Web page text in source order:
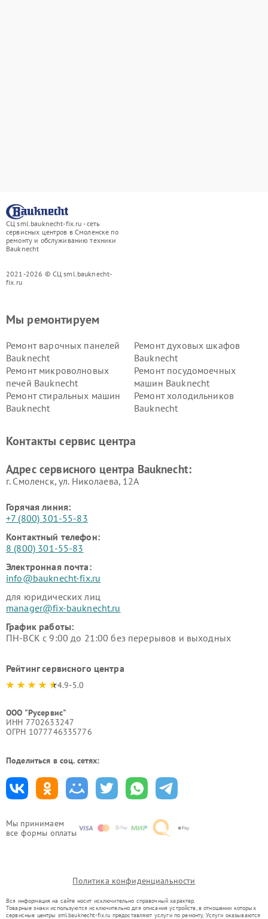
СЦ sml.bauknecht-fix.ru - сеть
сервисных центров в Смоленске по
ремонту и обслуживанию техники
Bauknecht
2021-2026 © СЦ sml.bauknecht-
fix.ru
Мы принимаем
все формы оплаты
Мы ремонтируем
Ремонт варочных панелей
Bauknecht
Ремонт духовых шкафов
Bauknecht
Ремонт микроволновых
печей Bauknecht
Ремонт посудомоечных
машин Bauknecht
Ремонт стиральных машин
Bauknecht
Ремонт холодильников
Bauknecht
Контакты сервис центра
Адрес сервисного центра Bauknecht:
г. Смоленск, ул. Николаева, 12А
Горячая линия:
+7 (800) 301-55-83
Контактный телефон:
8 (800) 301-55-83
Электронная почта:
info@bauknecht-fix.ru
для юридических лиц
manager@fix-bauknecht.ru
График работы:
ПН-ВСК с 9:00 до 21:00 без перерывов и выходных
Рейтинг сервисного центра
4.9-5.0
ООО "Русервис"
ИНН 7702633247
ОГРН 1077746335776
Поделиться в соц. сетях:
Политика конфиденциальности
Вся информация на сайте носит исключительно справочный характер.
Товарные знаки используются исключительно для описания устройств, в отношении которых
сервисные центры sml.bauknecht-fix.ru предоставляют услуги по ремонту. Услуги оказываются